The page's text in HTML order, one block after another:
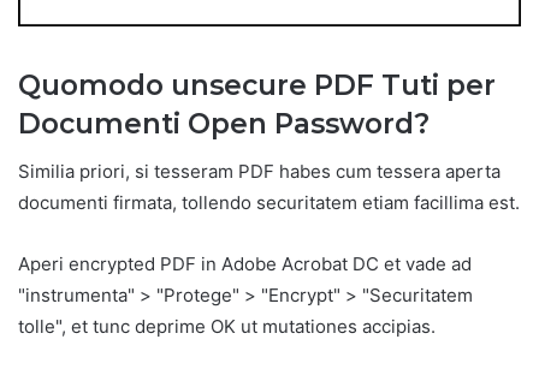
Quomodo unsecure PDF Tuti per
Documenti Open Password?
Similia priori, si tesseram PDF habes cum tessera aperta
documenti firmata, tollendo securitatem etiam facillima est.
Aperi encrypted PDF in Adobe Acrobat DC et vade ad
"instrumenta" > "Protege" > "Encrypt" > "Securitatem
tolle", et tunc deprime OK ut mutationes accipias.